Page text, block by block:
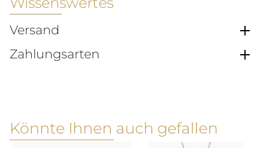
Versand
Zahlungsarten
Könnte Ihnen auch gefallen